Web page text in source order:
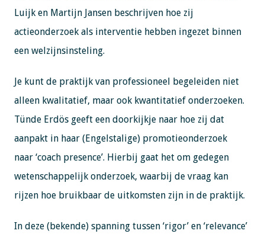
Luijk en Martijn Jansen beschrijven hoe zij
actieonderzoek als interventie hebben ingezet binnen
een welzijnsinsteling.
Je kunt de praktijk van professioneel begeleiden niet
alleen kwalitatief, maar ook kwantitatief onderzoeken.
Tünde Erdös geeft een doorkijkje naar hoe zij dat
aanpakt in haar (Engelstalige) promotieonderzoek
naar ‘coach presence’. Hierbij gaat het om gedegen
wetenschappelijk onderzoek, waarbij de vraag kan
rijzen hoe bruikbaar de uitkomsten zijn in de praktijk.
In deze (bekende) spanning tussen ‘rigor’ en ‘relevance’